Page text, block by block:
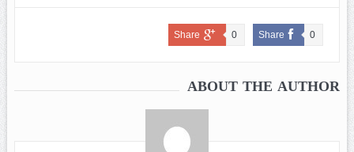
Share 0
Share 0
ABOUT THE AUTHOR